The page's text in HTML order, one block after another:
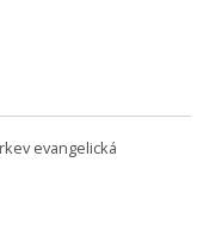
evangelická